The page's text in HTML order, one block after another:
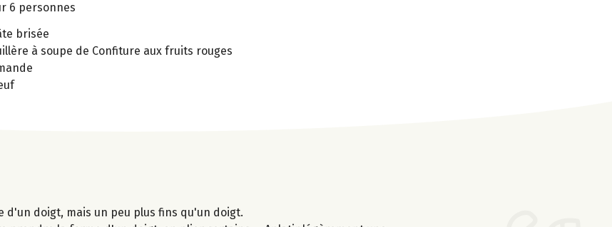
6 personnes
brisée
à soupe de Confiture aux fruits rouges
d'un doigt, mais un peu plus fins qu'un doigt.